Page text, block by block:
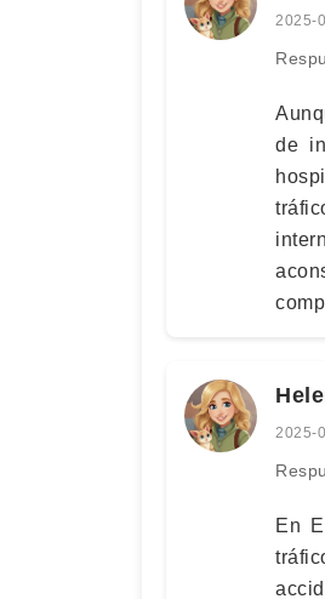
2025-
de
2025-
En